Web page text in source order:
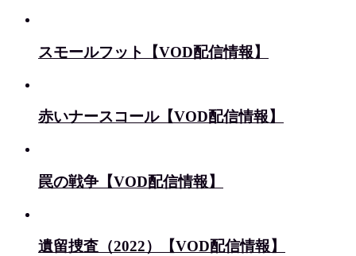
スモールフット【VOD配信情報】
赤いナースコール【VOD配信情報】
罠の戦争【VOD配信情報】
遺留捜査（2022）【VOD配信情報】